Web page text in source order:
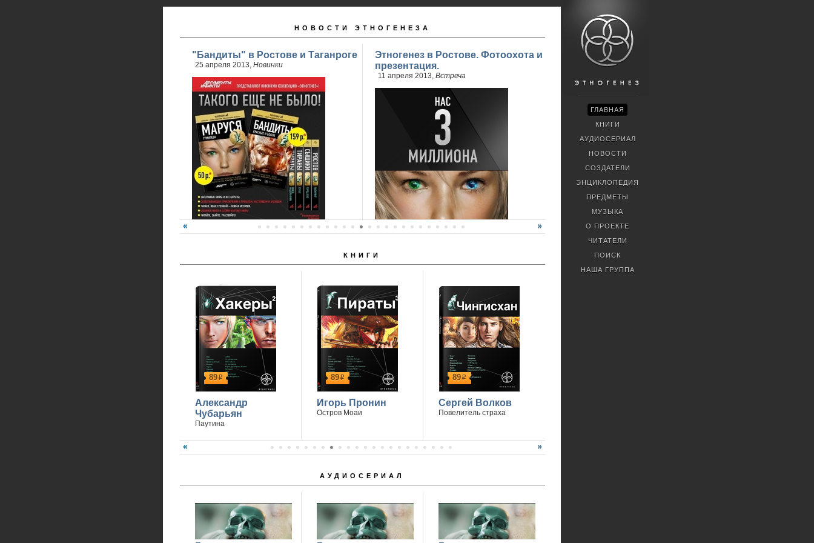
НОВОСТИ ЭТНОГЕНЕЗА
"Бандиты" в Ростове и Таганроге
25 апреля 2013, Новинки
24 апреля стартовали продажи 2 книги
Этногенез в Ростове. Фотоохота и
презентация.
11 апреля 2013, Встреча
КНИГИ
89р
Александр
Чубарьян
Паутина
89р
Игорь Пронин
Остров Моаи
89р
Сергей Волков
Повелитель страха
АУДИОСЕРИАЛ
ГЛАВНАЯ
КНИГИ
АУДИОСЕРИАЛ
НОВОСТИ
СОЗДАТЕЛИ
ЭНЦИКЛОПЕДИЯ
ПРЕДМЕТЫ
МУЗЫКА
О ПРОЕКТЕ
ЧИТАТЕЛИ
ПОИСК
НАША ГРУППА